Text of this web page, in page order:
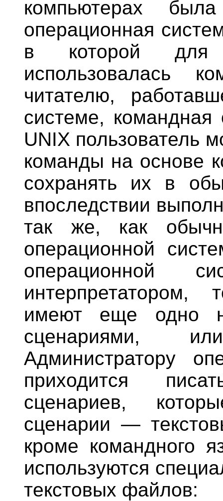
компьютерах
операционная
в которой для
использовалась
читателю,
системе, командная
UNIX пользователь
команды на основе
сохранять их в
впоследствии
так же, как
операционной
операционной
интерпретатором,
имеют еще одно
сценариями,
Администратору
приходится
сценариев,
сценарии —
кроме командного
используются
текстовых файлов: